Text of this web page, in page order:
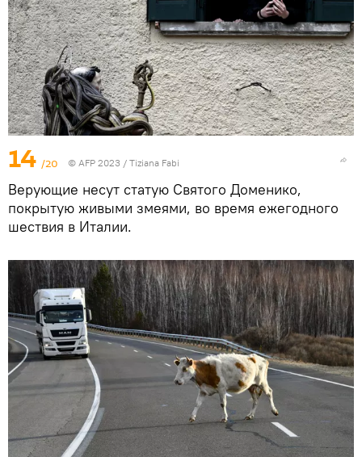
14 /20 © AFP 2023 / Tiziana Fabi
Верующие несут статую Святого Доменико,
покрытую живыми змеями, во время ежегодного
шествия в Италии.